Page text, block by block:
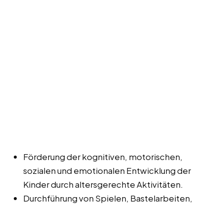
Förderung der kognitiven, motorischen,
sozialen und emotionalen Entwicklung der
Kinder durch altersgerechte Aktivitäten.
Durchführung von Spielen, Bastelarbeiten,